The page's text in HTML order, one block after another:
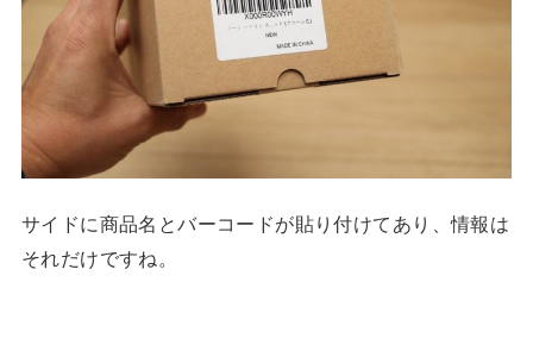
サイドに商品名とバーコードが貼り付けてあり、情報は
それだけですね。